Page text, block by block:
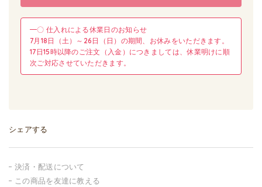
━〇 仕入れによる休業日のお知らせ
7月18日（土）～26日（日）の期間、お休みをいただきます。
17日15時以降のご注文（入金）につきましては、休業明けに順
次ご対応させていただきます。
シェアする
決済・配送について
この商品を友達に教える